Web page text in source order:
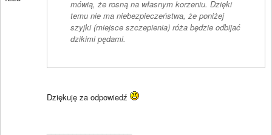
mówią, że rosną na własnym korzeniu. Dzięki
temu nie ma niebezpieczeństwa, że poniżej
szyjki (miejsce szczepienia) róża będzie odbijać
dzikimi pędami.
Dziękuję za odpowiedź